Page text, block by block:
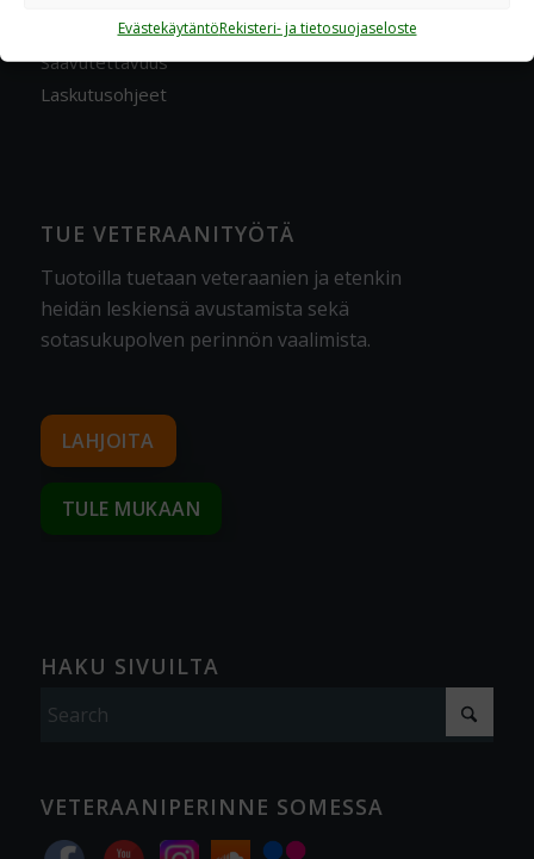
EvästekäytäntöRekisteri- ja tietosuojaseloste
Tietosuoja- ja rekisteriseloste
Saavutettavuus
Laskutusohjeet
TUE VETERAANITYÖTÄ
Tuotoilla tuetaan veteraanien ja etenkin
heidän leskiensä avustamista sekä
sotasukupolven perinnön vaalimista.
LAHJOITA
TULE MUKAAN
HAKU SIVUILTA
VETERAANIPERINNE SOMESSA